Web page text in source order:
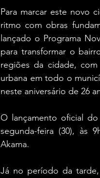
Para marcar este novo
ritmo com obras
lançado o Programa
para transformar o
regiões da cidade,
urbana em todo o
neste aniversário de 26
O lançamento oficial
segunda-feira (30), às
Akama.
Já no período da